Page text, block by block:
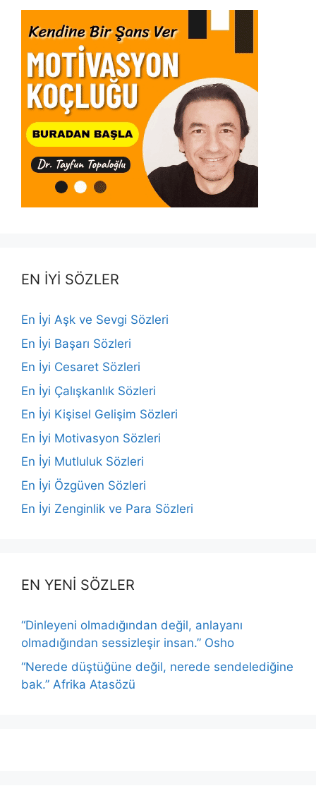
EN İYİ SÖZLER
En İyi Aşk ve Sevgi Sözleri
En İyi Başarı Sözleri
En İyi Cesaret Sözleri
En İyi Çalışkanlık Sözleri
En İyi Kişisel Gelişim Sözleri
En İyi Motivasyon Sözleri
En İyi Mutluluk Sözleri
En İyi Özgüven Sözleri
En İyi Zenginlik ve Para Sözleri
EN YENİ SÖZLER
“Dinleyeni olmadığından değil, anlayanı
olmadığından sessizleşir insan.” Osho
“Nerede düştüğüne değil, nerede sendelediğine
bak.” Afrika Atasözü